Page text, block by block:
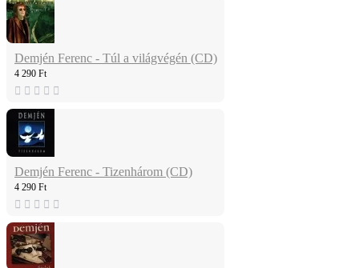
Demjén Ferenc - Túl a világvégén (CD)
4 290 Ft
Demjén Ferenc - Tizenhárom (CD)
4 290 Ft